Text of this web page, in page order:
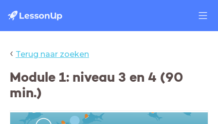
‹ Terug naar zoeken
Module 1: niveau 3 en 4 (90
min.)